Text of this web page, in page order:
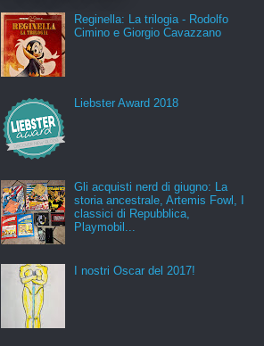
Reginella: La trilogia - Rodolfo
Cimino e Giorgio Cavazzano
Liebster Award 2018
Gli acquisti nerd di giugno: La
storia ancestrale, Artemis Fowl, I
classici di Repubblica,
Playmobil...
I nostri Oscar del 2017!